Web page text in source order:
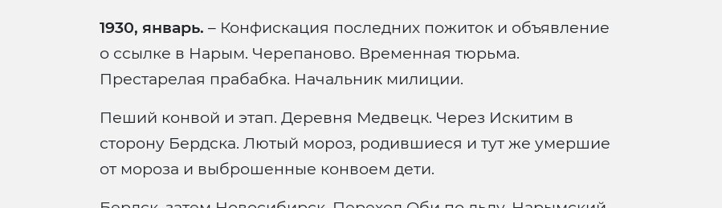
1930, январь. – Конфискация последних пожиток и объявление
о ссылке в Нарым. Черепаново. Временная тюрьма.
Престарелая прабабка. Начальник милиции.
Пеший конвой и этап. Деревня Медвецк. Через Искитим в
сторону Бердска. Лютый мороз, родившиеся и тут же умершие
от мороза и выброшенные конвоем дети.